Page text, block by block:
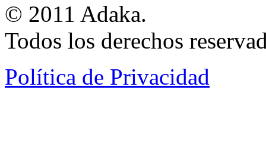
© 2011 Adaka.
Todos los derechos
Política de Privacidad